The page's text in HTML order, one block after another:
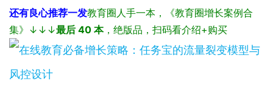
还有良心推荐一发教育圈人手一本，《教育圈增长案例合
集》↓↓↓最后 40 本，绝版品，扫码看介绍+购买